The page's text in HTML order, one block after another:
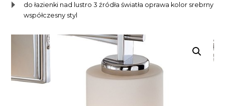
do łazienki nad lustro 3 źródła światła oprawa kolor srebrny
współczesny styl